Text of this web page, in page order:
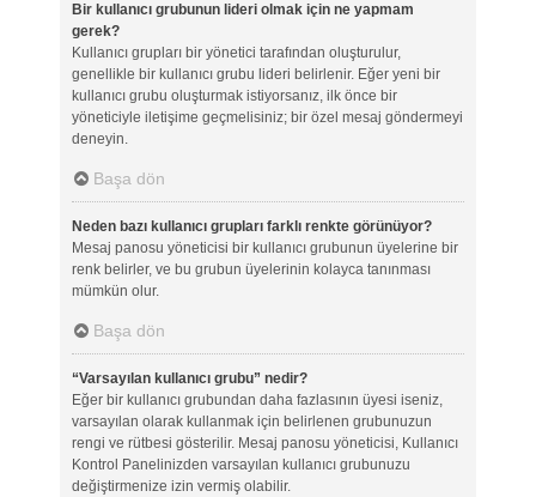
Bir kullanıcı grubunun lideri olmak için ne yapmam
gerek?
Kullanıcı grupları bir yönetici tarafından oluşturulur,
genellikle bir kullanıcı grubu lideri belirlenir. Eğer yeni bir
kullanıcı grubu oluşturmak istiyorsanız, ilk önce bir
yöneticiyle iletişime geçmelisiniz; bir özel mesaj göndermeyi
deneyin.
Başa dön
Neden bazı kullanıcı grupları farklı renkte görünüyor?
Mesaj panosu yöneticisi bir kullanıcı grubunun üyelerine bir
renk belirler, ve bu grubun üyelerinin kolayca tanınması
mümkün olur.
Başa dön
“Varsayılan kullanıcı grubu” nedir?
Eğer bir kullanıcı grubundan daha fazlasının üyesi iseniz,
varsayılan olarak kullanmak için belirlenen grubunuzun
rengi ve rütbesi gösterilir. Mesaj panosu yöneticisi, Kullanıcı
Kontrol Panelinizden varsayılan kullanıcı grubunuzu
değiştirmenize izin vermiş olabilir.